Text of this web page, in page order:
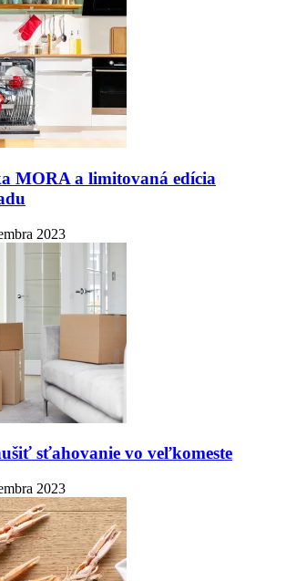
MORA a limitovaná edícia
2023
sťahovanie vo veľkomeste
2023